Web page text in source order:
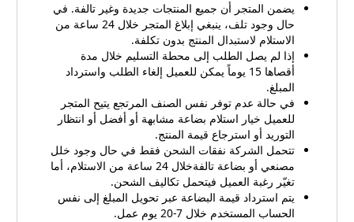
يضمن المتجر أن جميع المنتجات جديدة وغير تالفة. في
حال وجود تلف، ينبغي إبلاغ المتجر خلال 24 ساعة من
الاستلام لاستبدال المنتج بدون تكلفة.
إذا لم يصل الطلب إلى محطة التسليم خلال مدة
أقصاها 15 يوماً يمكن للعميل إلغاء الطلب واسترداد
المبلغ.
في حالة عدم توفر نفس الصنف المرتجع يتيح المتجر
للعميل خيار استلام بضاعة مشابهة أو أفضل أو انتظار
التوريد أو استرجاع قيمة المنتج.
تتحمل الشركة نفقات الشحن فقط في حال وجود خلل
مصنعي أو بضاعة تالفةخلال 24 ساعة من الاستلام، أما
تغيّر رغبة العميل فيتحمل تكاليف الشحن.
يتم استرداد قيمة البضاعة عبر تحويل المبلغ إلى نفس
الحساب المستخدم خلال 7-20 يوم عمل.